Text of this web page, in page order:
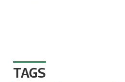
TAGS